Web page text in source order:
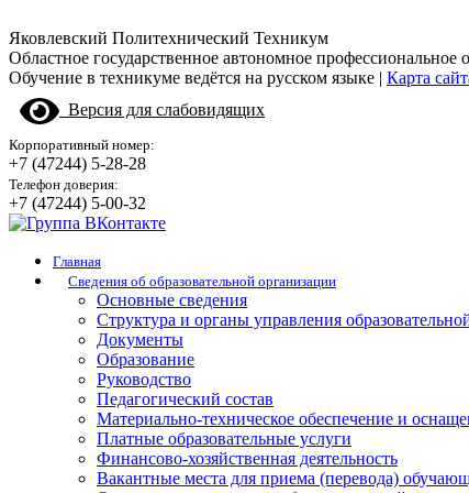
Яковлевский Политехнический Техникум
Областное государственное автономное профессиональное
Обучение в техникуме ведётся на русском языке | Карта
Версия для слабовидящих
Корпоративный номер:
+7 (47244) 5-28-28
Телефон доверия:
+7 (47244) 5-00-32
Главная
Сведения об образовательной организации
Основные сведения
Структура и органы управления
Документы
Образование
Руководство
Педагогический состав
Материально-техническое обеспечение и
Платные образовательные услуги
Финансово-хозяйственная деятельность
Вакантные места для приема (перевода)